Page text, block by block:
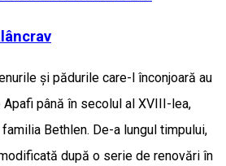
și pădurile care-l înconjoară au
până în secolul al XVIII-lea,
Bethlen. De-a lungul timpului,
după o serie de renovări în